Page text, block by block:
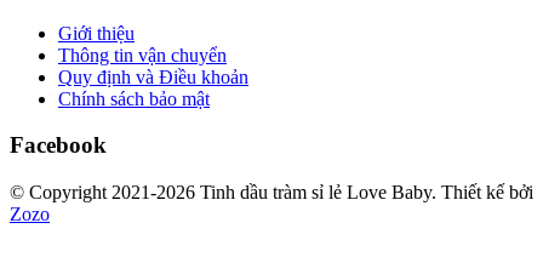
Giới thiệu
Thông tin vận chuyển
Quy định và Điều khoản
Chính sách bảo mật
Facebook
© Copyright 2021-2026 Tinh dầu tràm sỉ lẻ Love Baby. Thiết kế bởi
Zozo